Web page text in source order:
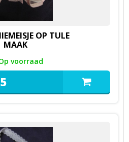
OP TULE
MAAK
voorraad